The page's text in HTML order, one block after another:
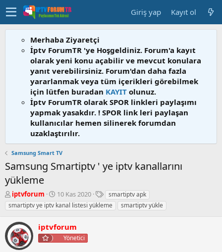
Giriş yap Kayıt ol
Merhaba Ziyaretçi
İptv ForumTR 'ye Hoşgeldiniz. Forum'a kayıt
olarak yeni konu açabilir ve mevcut konulara
yanıt verebilirsiniz. Forum'dan daha fazla
yararlanmak veya tüm içerikleri görebilmek
için lütfen buradan KAYIT olunuz.
İptv ForumTR olarak SPOR linkleri paylaşımı
yapmak yasakdır. ! SPOR link leri paylaşan
kullanıcılar hemen silinerek forumdan
uzaklaştırılır.
Samsung Smart TV
Samsung Smartiptv ' ye iptv kanallarını
yükleme
K
o
n
b
u
y
u
iptvforum
B
a
ş
a
10 Kas 2020
E
t
i
smartiptv apk
smartiptv ye iptv kanal listesi yükleme
smartiptv yükle
iptvforum
Yönetici